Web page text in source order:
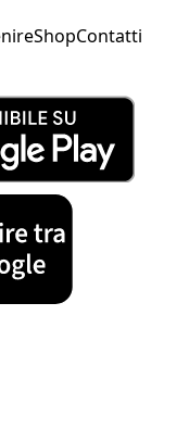
ShopContatti